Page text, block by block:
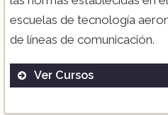
escuelas de tecnología
de líneas de comunicación.
Ver Cursos